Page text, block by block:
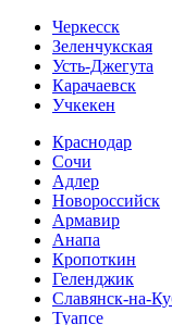
Черкесск
Зеленчукская
Усть-Джегута
Карачаевск
Учкекен
Краснодар
Сочи
Адлер
Новороссийск
Армавир
Анапа
Кропоткин
Геленджик
Славянск-на-
Туапсе